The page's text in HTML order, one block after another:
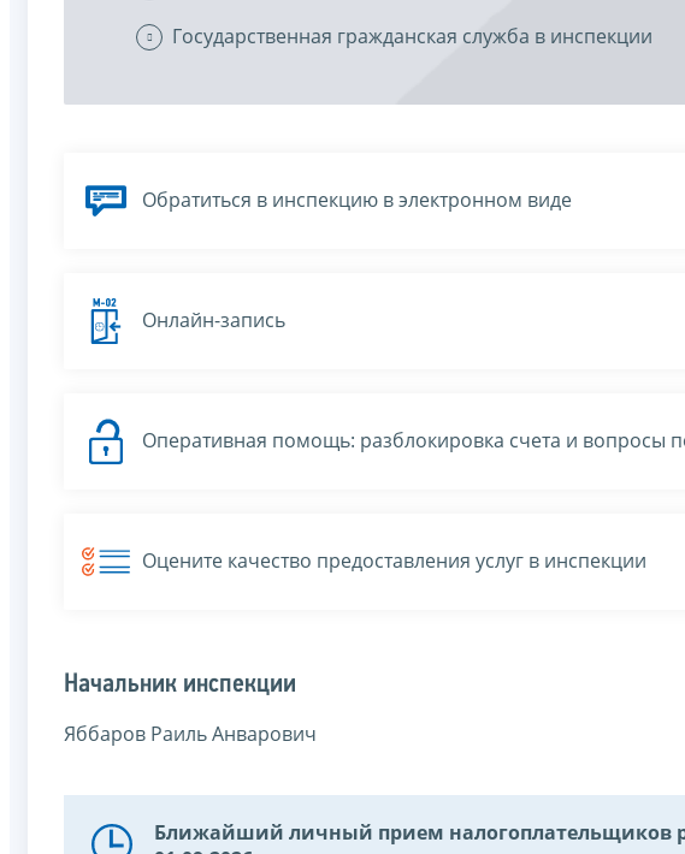
Государственная гражданская служба в инспекции
Обратиться в инспекцию в электронном виде
Онлайн-запись
Оперативная помощь: разблокировка счета и вопросы
Оцените качество предоставления услуг в инспекции
Начальник инспекции
Яббаров Раиль Анварович
Ближайший личный прием налогоплательщиков